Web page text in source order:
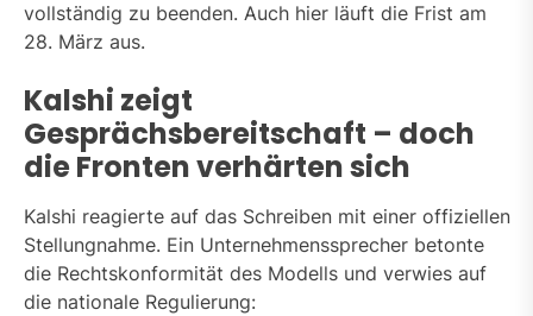
vollständig zu beenden. Auch hier läuft die Frist am
28. März aus.
Kalshi zeigt
Gesprächsbereitschaft – doch
die Fronten verhärten sich
Kalshi reagierte auf das Schreiben mit einer offiziellen
Stellungnahme. Ein Unternehmenssprecher betonte
die Rechtskonformität des Modells und verwies auf
die nationale Regulierung: